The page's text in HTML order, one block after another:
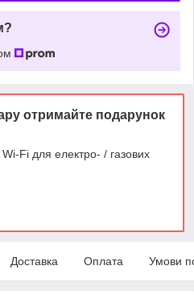
отримайте подарунок
Fі для електро- / газових
Доставка Оплата Умови